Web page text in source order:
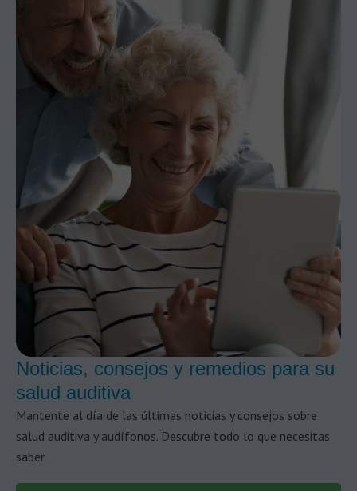
Noticias, consejos y remedios para su
salud auditiva
Mantente al día de las últimas noticias y consejos sobre
salud auditiva y audífonos. Descubre todo lo que necesitas
saber.